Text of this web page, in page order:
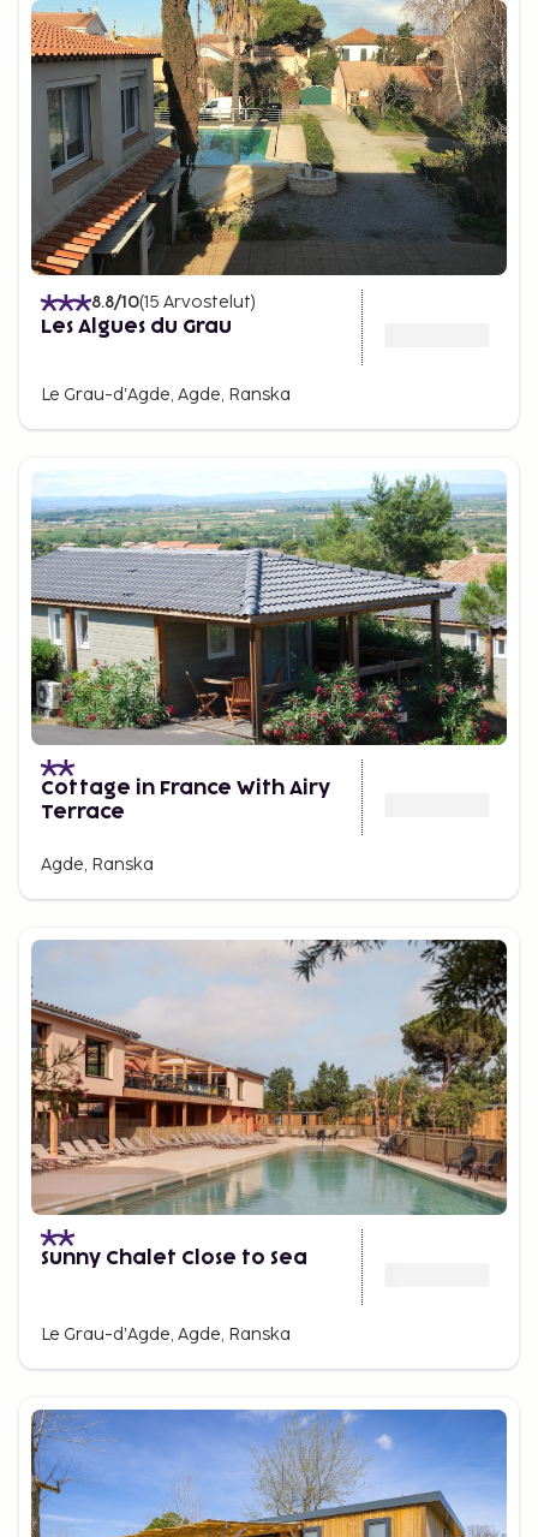
8.8/10(15 Arvostelut)
Les Algues du Grau
Le Grau-dʼAgde, Agde, Ranska
Cottage in France With Airy
Terrace
Agde, Ranska
Sunny Chalet Close to Sea
Le Grau-dʼAgde, Agde, Ranska